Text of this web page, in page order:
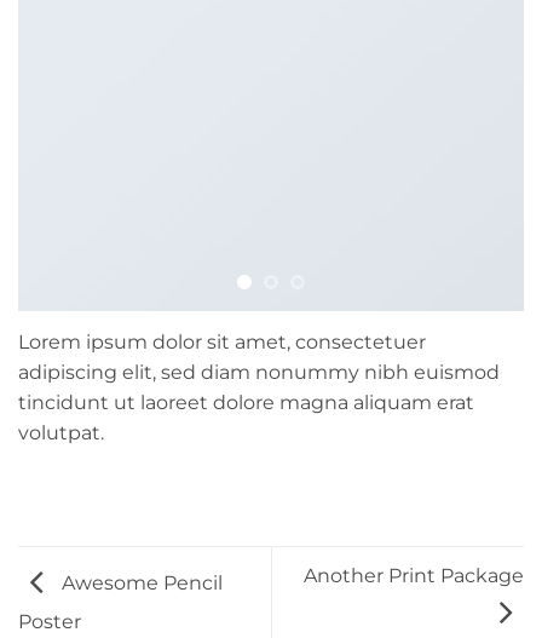
Lorem ipsum dolor sit amet, consectetuer
adipiscing elit, sed diam nonummy nibh euismod
tincidunt ut laoreet dolore magna aliquam erat
volutpat.
Awesome Pencil
Poster
Another Print Package